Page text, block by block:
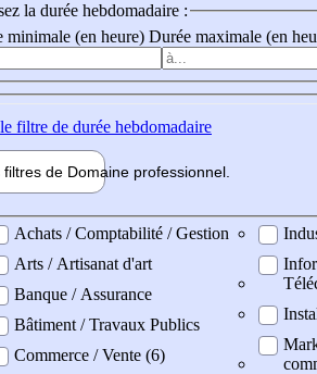
la durée hebdomadaire :
minimale (en heure) Durée maximale (en
filtre de durée hebdomadaire
filtres de Domaine professionnel
professionel
Achats / Comptabilité / Gestion
Arts / Artisanat d'art
Banque / Assurance
Bâtiment / Travaux Publics
Commerce / Vente (6)